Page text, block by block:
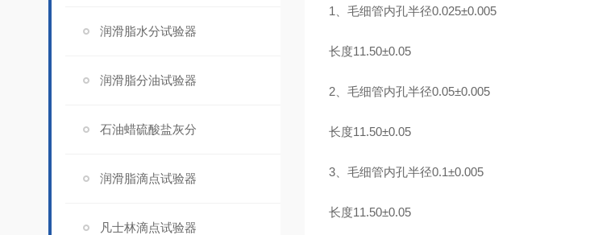
润滑脂水分试验器
润滑脂分油试验器
石油蜡硫酸盐灰分
润滑脂滴点试验器
凡士林滴点试验器
1、毛细管内孔半径0.025±0.005
长度11.50±0.05
2、毛细管内孔半径0.05±0.005
长度11.50±0.05
3、毛细管内孔半径0.1±0.005
长度11.50±0.05